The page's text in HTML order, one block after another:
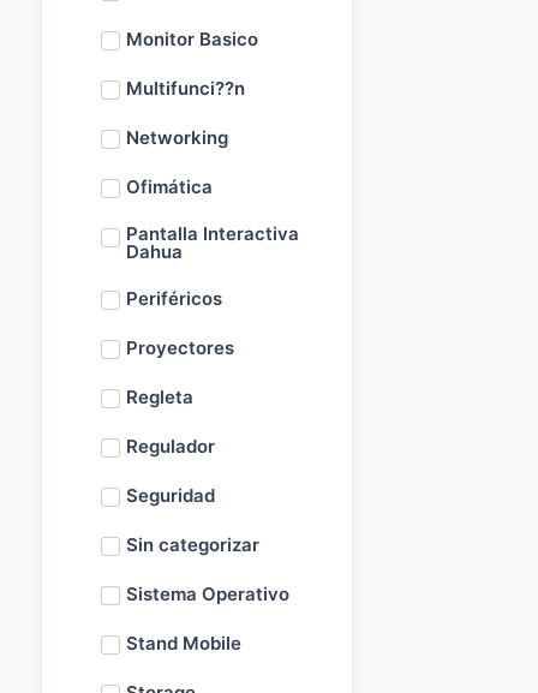
Monitor Basico
Multifunci??n
Networking
Ofimática
Pantalla Interactiva
Dahua
Periféricos
Proyectores
Regleta
Regulador
Seguridad
Sin categorizar
Sistema Operativo
Stand Mobile